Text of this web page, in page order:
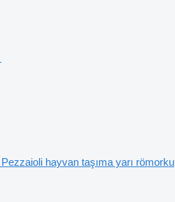
Pezzaioli hayvan taşıma yarı römorku